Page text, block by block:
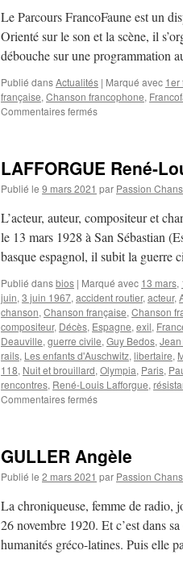
Le Parcours FrancoFaune est un
Orienté sur le son et la scène, il
débouche sur une programmation
Publié dansActualités | Marqué avec 1er
française, Chanson francophone,
Commentaires ferméssur
pour
parcours
FrancoFaune
de
Bruxelles
LAFFORGUE René-
Publié le 9 mars 2021 par Passion
L’acteur, auteur, compositeur et
le 13 mars 1928 à San Sébastian
basque espagnol, il subit la guerre
Publié dansbios | Marqué avec 13 mars,
juin, 3 juin 1967, accident routier, acteur,
chanson, Chanson française, Chanson
compositeur, Décès, Espagne, exil,
Deauville, guerre civile, Guy Bedos,
rails, Les enfants d'Auschwitz, libertaire,
118, Nuit et brouillard, Olympia, Paris,
rencontres, René-Louis Lafforgue,
Commentaires ferméssur
GULLER Angèle
Publié le 2 mars 2021 par Passion
La chroniqueuse, femme de
26 novembre 1920. Et c’est dans
humanités gréco-latines. Puis elle